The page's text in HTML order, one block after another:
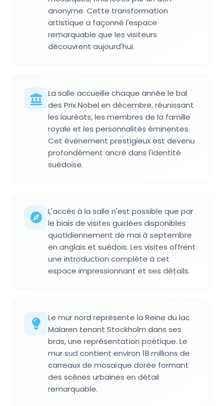
anonyme. Cette transformation
artistique a façonné l'espace
remarquable que les visiteurs
découvrent aujourd'hui.
La salle accueille chaque année le bal
des Prix Nobel en décembre, réunissant
les lauréats, les membres de la famille
royale et les personnalités éminentes.
Cet événement prestigieux est devenu
profondément ancré dans l'identité
suédoise.
L'accès à la salle n'est possible que par
le biais de visites guidées disponibles
quotidiennement de mai à septembre
en anglais et suédois. Les visites offrent
une introduction complète à cet
espace impressionnant et ses détails.
Le mur nord représente la Reine du lac
Mälaren tenant Stockholm dans ses
bras, une représentation poétique. Le
mur sud contient environ 18 millions de
carreaux de mosaïque dorée formant
des scènes urbaines en détail
remarquable.